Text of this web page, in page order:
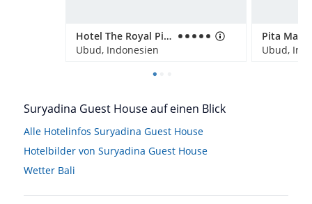
Hotel The Royal Pita Maha
Ubud, Indonesien
Ubud,
Suryadina Guest House auf einen Blick
Alle Hotelinfos Suryadina Guest House
Hotelbilder von Suryadina Guest House
Wetter Bali